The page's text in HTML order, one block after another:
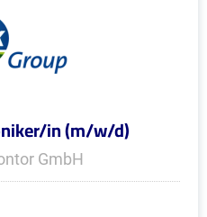
in (m/w/d)
GmbH